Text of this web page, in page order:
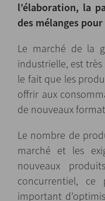
l’élaboration, la
des mélanges pour
Le marché de la
industrielle, est
le fait que les
offrir aux
de nouveaux
Le nombre de
marché et les
nouveaux
concurrentiel,
important